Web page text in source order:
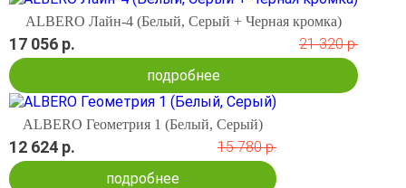
ALBERO Лайн-4 (Белый, Серый + Черная кромка)
17 056 р.
21 320 р.
подробнее
ALBERO Геометрия 1 (Белый, Серый)
12 624 р.
15 780 р.
подробнее